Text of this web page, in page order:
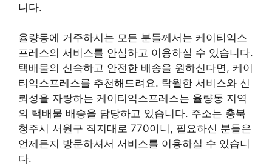
니다.
율량동에 거주하시는 모든 분들께서는 케이티익스
프레스의 서비스를 안심하고 이용하실 수 있습니다.
택배물의 신속하고 안전한 배송을 원하신다면, 케이
티익스프레스를 추천해드려요. 탁월한 서비스와 신
뢰성을 자랑하는 케이티익스프레스는 율량동 지역
의 택배물 배송을 담당하고 있습니다. 주소는 충북
청주시 서원구 직지대로 770이니, 필요하신 분들은
언제든지 방문하셔서 서비스를 이용하실 수 있습니
다.